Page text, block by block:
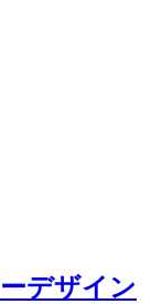
デザイン